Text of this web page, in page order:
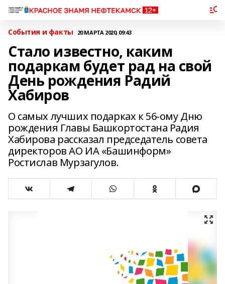
События и факты 20 МАРТА 2020, 09:43
Стало известно, каким
подаркам будет рад на свой
День рождения Радий
Хабиров
О самых лучших подарках к 56-ому Дню
рождения Главы Башкортостана Радия
Хабирова рассказал председатель совета
директоров АО ИА «Башинформ»
Ростислав Мурзагулов.